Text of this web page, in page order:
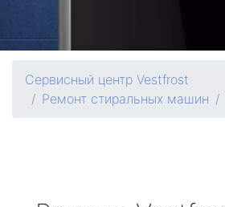
Сервисный центр Vestfrost
Ремонт стиральных машин